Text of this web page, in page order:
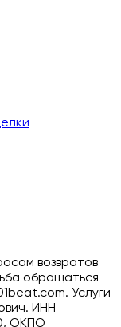
возвратов
обращаться
Услуги
ИНН
ОКПО